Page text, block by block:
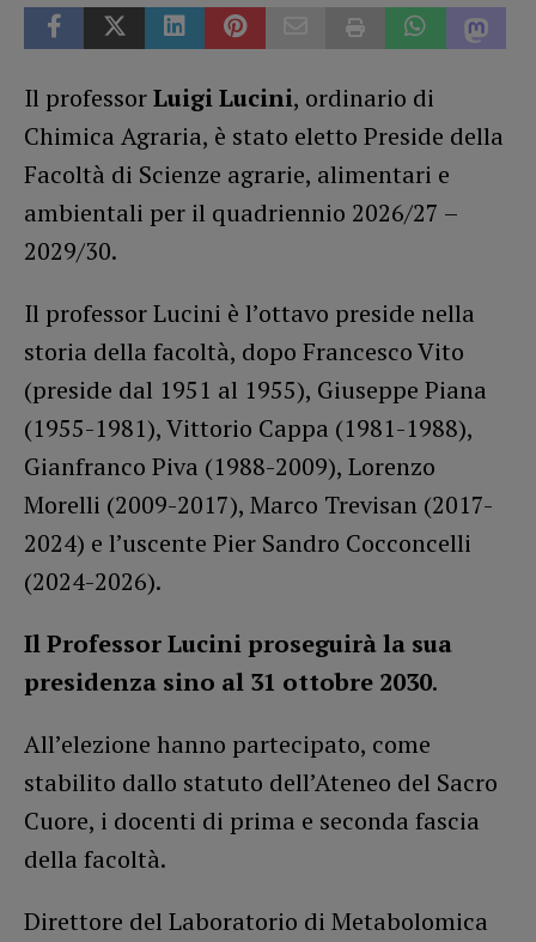
Il professorLuigi Lucini, ordinario di
Chimica Agraria, è stato eletto Preside della
Facoltà di Scienze agrarie, alimentari e
ambientali per il quadriennio 2026/27 –
2029/30.
Il professor Lucini è l’ottavo preside nella
storia della facoltà, dopo Francesco Vito
(preside dal 1951 al 1955), Giuseppe Piana
(1955-1981), Vittorio Cappa (1981-1988),
Gianfranco Piva (1988-2009), Lorenzo
Morelli (2009-2017), Marco Trevisan (2017-
2024) e l’uscente Pier Sandro Cocconcelli
(2024-2026).
Il Professor Lucini proseguirà la sua
presidenza sino al 31 ottobre 2030.
All’elezione hanno partecipato, come
stabilito dallo statuto dell’Ateneo del Sacro
Cuore, i docenti di prima e seconda fascia
della facoltà.
Direttore del Laboratorio di Metabolomica